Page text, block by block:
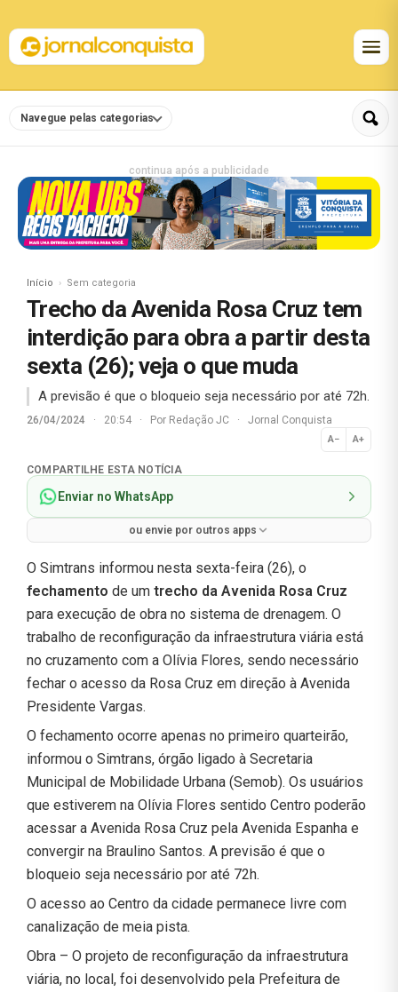
Navegue pelas categorias
continua após a publicidade
Início Sem categoria
Trecho da Avenida Rosa Cruz tem
interdição para obra a partir desta
sexta (26); veja o que muda
A previsão é que o bloqueio seja necessário por até 72h.
26/04/2024 · 20:54 · Por Redação JC · Jornal Conquista
A− A+
Normal
COMPARTILHE ESTA NOTÍCIA
Enviar no WhatsApp
ou envie por outros apps
O Simtrans informou nesta sexta-feira (26), o
fechamento de um trecho da Avenida Rosa Cruz
para execução de obra no sistema de drenagem. O
trabalho de reconfiguração da infraestrutura viária está
no cruzamento com a Olívia Flores, sendo necessário
fechar o acesso da Rosa Cruz em direção à Avenida
Presidente Vargas.
O fechamento ocorre apenas no primeiro quarteirão,
informou o Simtrans, órgão ligado à Secretaria
Municipal de Mobilidade Urbana (Semob). Os usuários
que estiverem na Olívia Flores sentido Centro poderão
acessar a Avenida Rosa Cruz pela Avenida Espanha e
convergir na Braulino Santos. A previsão é que o
bloqueio seja necessário por até 72h.
O acesso ao Centro da cidade permanece livre com
canalização de meia pista.
Obra – O projeto de reconfiguração da infraestrutura
viária, no local, foi desenvolvido pela Prefeitura de